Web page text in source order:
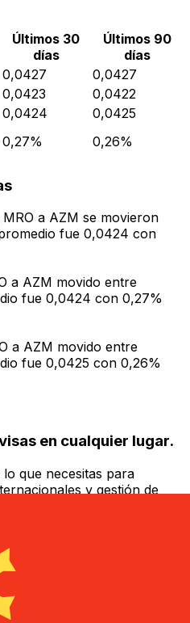
Últimos 30
días
Últimos 90
días
0,0427
0,0427
0,0423
0,0422
0,0424
0,0425
0,27% 0,26%
a AZM se movieron
fue 0,0424 con
a AZM movido entre
fue 0,0424 con 0,27%
a AZM movido entre
fue 0,0425 con 0,26%
en cualquier lugar.
que necesitas para
y gestión de
sin comisiones ocultas.